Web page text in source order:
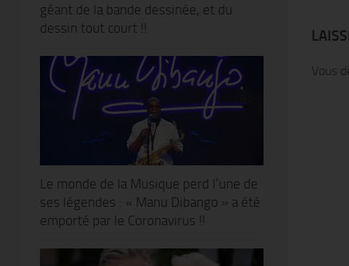
Vous
géant de la bande dessinée, et du
dessin tout court !!
Le monde de la Musique perd l’une de
ses légendes : « Manu Dibango » a été
emporté par le Coronavirus !!